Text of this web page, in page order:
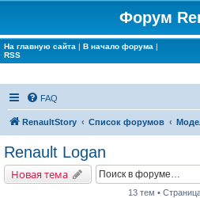
Форум
На главную сайта | В начало форума |
RSS
FAQ
RenaultStory Список форумов
Renault Logan
Новая тема
13 тем •